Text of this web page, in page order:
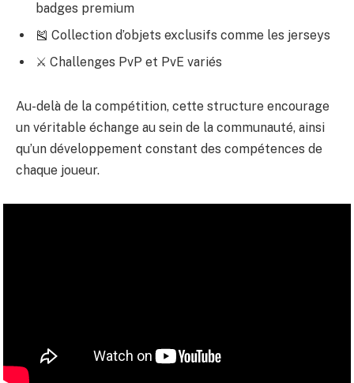
badges premium
🎽 Collection d’objets exclusifs comme les jerseys
⚔️ Challenges PvP et PvE variés
Au-delà de la compétition, cette structure encourage
un véritable échange au sein de la communauté, ainsi
qu’un développement constant des compétences de
chaque joueur.